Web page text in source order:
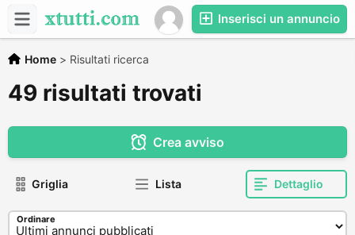
Inserisci un annuncio
Home > Risultati ricerca
49 risultati trovati
Crea avviso
Griglia Lista Dettaglio
Ordinare